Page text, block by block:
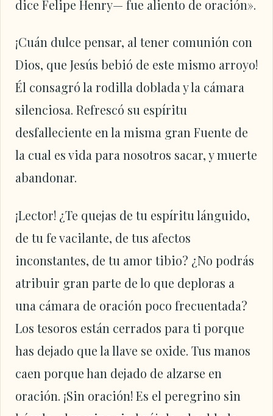
dice Felipe Henry— fue aliento de oración».
¡Cuán dulce pensar, al tener comunión con
Dios, que Jesús bebió de este mismo arroyo!
Él consagró la rodilla doblada y la cámara
silenciosa. Refrescó su espíritu
desfalleciente en la misma gran Fuente de
la cual es vida para nosotros sacar, y muerte
abandonar.
¡Lector! ¿Te quejas de tu espíritu lánguido,
de tu fe vacilante, de tus afectos
inconstantes, de tu amor tibio? ¿No podrás
atribuir gran parte de lo que deploras a
una cámara de oración poco frecuentada?
Los tesoros están cerrados para ti porque
has dejado que la llave se oxide. Tus manos
caen porque han dejado de alzarse en
oración. ¡Sin oración! Es el peregrino sin